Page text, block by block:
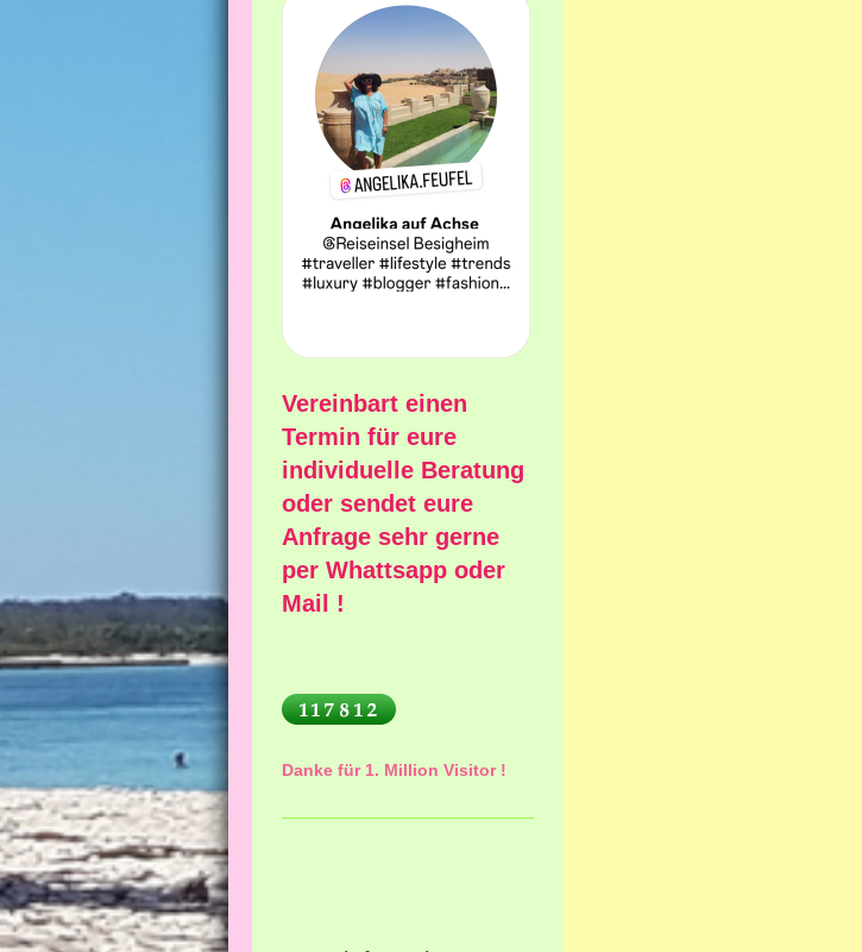
Vereinbart einen
Termin für eure
individuelle Beratung
oder sendet eure
Anfrage sehr gerne
per Whattsapp oder
Mail !
Danke für 1. Million Visitor !